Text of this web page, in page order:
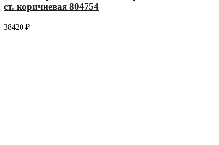
ст. коричневая 804754
38420 ₽